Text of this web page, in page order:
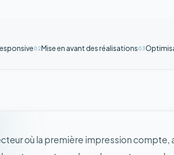
02Mise en avant des réalisations03
où la première impression